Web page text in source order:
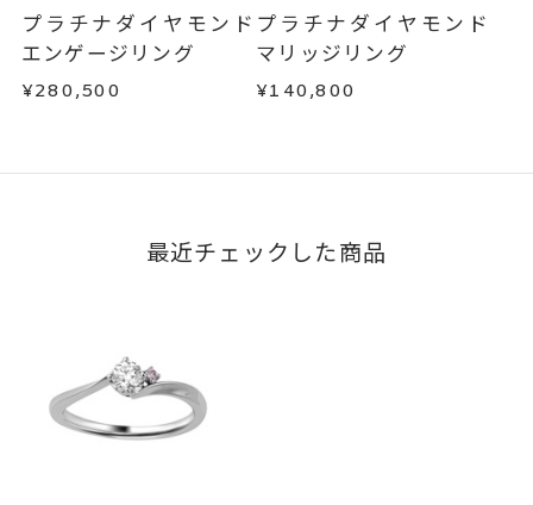
刻印字体
文字タイプA、文字タイプB、文字
タイプCよりお選びいただけま
はお問い合わせフォームよりご連絡ください。
この場合の返送料は弊社にて負担いたしますの
で、着払いにてご返送ください。
詳細はこちら
プラチナダイヤモンド
エンゲージリング
¥280,500
プラチナダイヤモンド
マリッジリング
¥140,800
最近チェックした商品